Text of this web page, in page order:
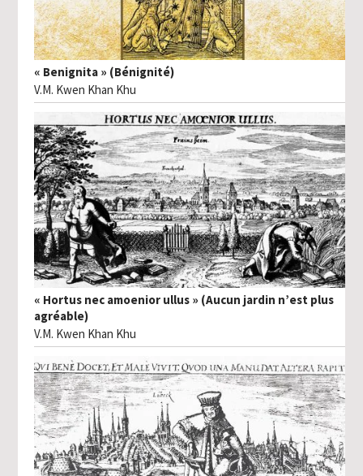
« Benignita » (Bénignité)
V.M. Kwen Khan Khu
« Hortus nec amoenior ullus » (Aucun jardin n’est plus
agréable)
V.M. Kwen Khan Khu